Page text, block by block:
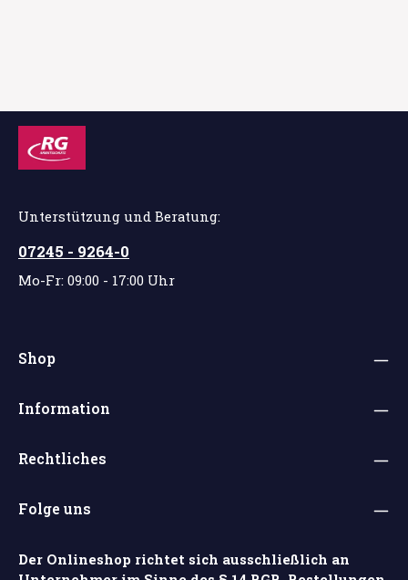
Unterstützung und Beratung:
07245 - 9264-0
Mo-Fr: 09:00 - 17:00 Uhr
Shop
Information
Rechtliches
Folge uns
Der Onlineshop richtet sich ausschließlich an